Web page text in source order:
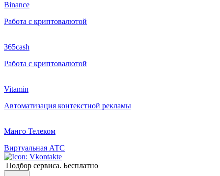
Binance
Работа с криптовалютой
365cash
Работа с криптовалютой
Vitamin
Автоматизация контекстной рекламы
Манго Телеком
Виртуальная АТС
Подбор сервиса. Бесплатно